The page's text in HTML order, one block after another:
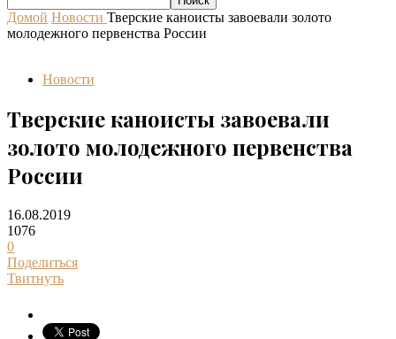
Домой Новости Тверские каноисты завоевали золото
молодежного первенства России
Новости
Тверские каноисты завоевали
золото молодежного первенства
России
16.08.2019
1076
0
Поделиться
Твитнуть